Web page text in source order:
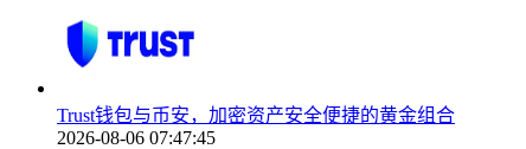
Trust钱包与币安，加密资产安全便捷的黄金组合
2026-08-06 07:47:45